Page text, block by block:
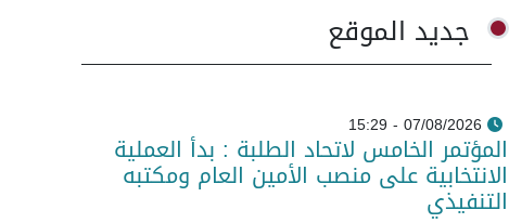
جديد الموقع
07/08/2026 - 15:29
المؤتمر الخامس لاتحاد الطلبة : بدأ العملية
الانتخابية على منصب الأمين العام ومكتبه
التنفيذي